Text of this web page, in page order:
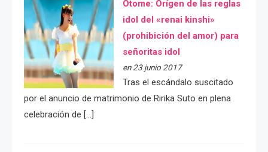
Otome: Orígen de las reglas
idol del «renai kinshi»
(prohibición del amor) para
señoritas idol
en 23 junio 2017
Tras el escándalo suscitado
por el anuncio de matrimonio de Ririka Suto en plena
celebración de […]